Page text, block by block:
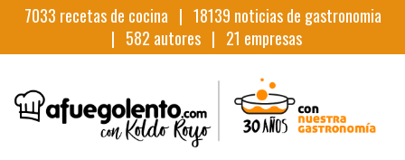
7033 recetas de cocina | 18139 noticias de gastronomia
| 582 autores | 21 empresas